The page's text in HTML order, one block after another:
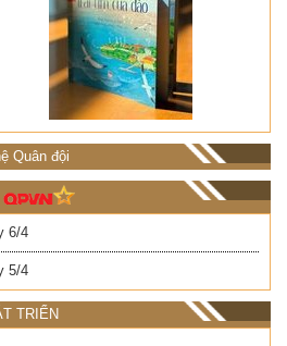
Quân đội
6/4
5/4
TRIỂN